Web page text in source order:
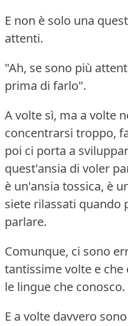
E non è solo una
attenti.
"Ah, se sono più
prima di farlo".
A volte sì, ma a volte
concentrarsi troppo,
poi ci porta a
quest'ansia di voler
è un'ansia tossica, è
siete rilassati quando
parlare.
Comunque, ci sono
tantissime volte e
le lingue che conosco.
E a volte davvero